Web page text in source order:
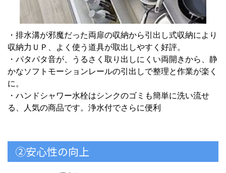
・排水溝が邪魔だった両扉の収納から引出し式収納により
収納力ＵＰ、よく使う道具が取出しやすく好評。
・パタパタ音が、うるさく取り出しにくい両開きから、静
かなソフトモーションレールの引出しで整理と作業が楽く
に。
・ハンドシャワー水栓はシンクのゴミも簡単に洗い流せ
る、人気の商品です。浄水付でさらに便利
②安心性の向上